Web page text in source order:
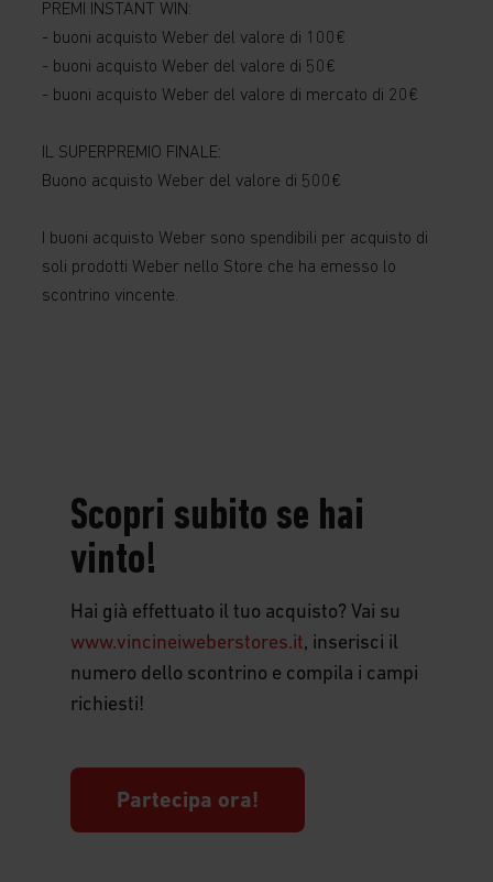
PREMI INSTANT WIN:
- buoni acquisto Weber del valore di 100€
- buoni acquisto Weber del valore di 50€
- buoni acquisto Weber del valore di mercato di 20€
IL SUPERPREMIO FINALE:
Buono acquisto Weber del valore di 500€
I buoni acquisto Weber sono spendibili per acquisto di
soli prodotti Weber nello Store che ha emesso lo
scontrino vincente.
subito
se
hai
vinto!
Scopri subito se hai
vinto!
Hai già effettuato il tuo acquisto? Vai su
www.vincineiweberstores.it, inserisci il
numero dello scontrino e compila i campi
richiesti!
Partecipa ora!